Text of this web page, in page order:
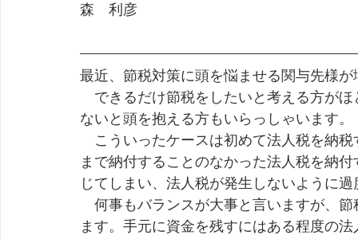
森　利彦
最近、節税対策に頭を悩ませる関与先様
できるだけ節税をしたいと考える方が
ないと頭を抱える方もいらっしゃいます。
こういったケースは初めて法人税を納
まで納付することのなかった法人税を納
じてしまい、法人税が発生しないように
何事もバランスが大事と言いますが、
ます。手元に資金を残すにはある程度の